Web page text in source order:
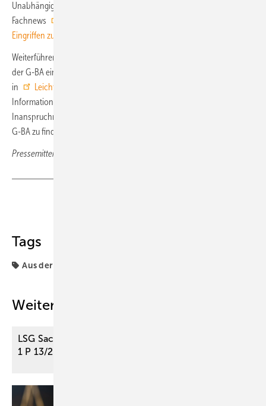
Unabhängigkeit erfüllen müssen. Beschluss zu dieser
Fachnews
Eingriffen zur Cholezystektomie
Weiterführende InformationenZur Information der Versicherten bietet
der G-BA ein
in
Leichter Sprache(PDF 130,15 kB)
Informationen zum Leistungsumfang des Verfahrens und zur
Inanspruchnahme an.Weitere Informationen sind auf der Website des
G-BA zu finden:
Pressemitteilung des G-BA Gemeinsamer Bundesausschuss
Tags
Aus der Rechtsprechung
Weitere Inhalte
LSG Sachsen-Anhalt, Beschluss vom 17. 7. 2024 – L
1 P 13/23